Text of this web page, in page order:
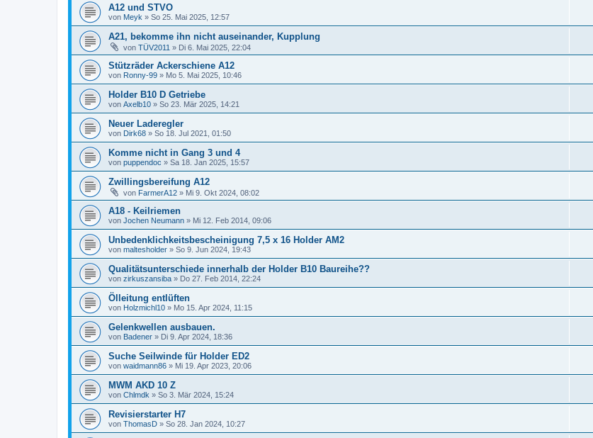
A12 und STVO
von Meyk » So 25. Mai 2025, 12:57
A21, bekomme ihn nicht auseinander, Kupplung
von TÜV2011 » Di 6. Mai 2025, 22:04
Stützräder Ackerschiene A12
von Ronny-99 » Mo 5. Mai 2025, 10:46
Holder B10 D Getriebe
von Axelb10 » So 23. Mär 2025, 14:21
Neuer Laderegler
von Dirk68 » So 18. Jul 2021, 01:50
Komme nicht in Gang 3 und 4
von puppendoc » Sa 18. Jan 2025, 15:57
Zwillingsbereifung A12
von FarmerA12 » Mi 9. Okt 2024, 08:02
A18 - Keilriemen
von Jochen Neumann » Mi 12. Feb 2014, 09:06
Unbedenklichkeitsbescheinigung 7,5 x 16 Holder AM2
von maltesholder » So 9. Jun 2024, 19:43
Qualitätsunterschiede innerhalb der Holder B10 Baureihe??
von zirkuszansiba » Do 27. Feb 2014, 22:24
Ölleitung entlüften
von Holzmichl10 » Mo 15. Apr 2024, 11:15
Gelenkwellen ausbauen.
von Badener » Di 9. Apr 2024, 18:36
Suche Seilwinde für Holder ED2
von waidmann86 » Mi 19. Apr 2023, 20:06
MWM AKD 10 Z
von Chlmdk » So 3. Mär 2024, 15:24
Revisierstarter H7
von ThomasD » So 28. Jan 2024, 10:27